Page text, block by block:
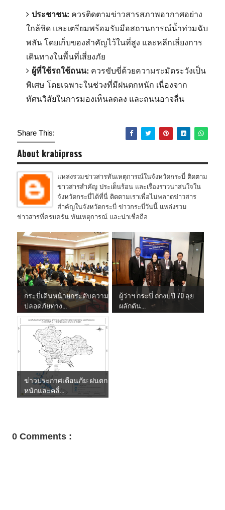
ประชาชน: ควรติดตามข่าวสารสภาพอากาศอย่าง
ใกล้ชิด และเตรียมพร้อมรับมือสถานการณ์น้ำท่วมฉับ
พลัน โดยเก็บของสำคัญไว้ในที่สูง และหลีกเลี่ยงการ
เดินทางในพื้นที่เสี่ยงภัย
ผู้ที่ใช้รถใช้ถนน: ควรขับขี่ด้วยความระมัดระวังเป็น
พิเศษ โดยเฉพาะในช่วงที่มีฝนตกหนัก เนื่องจาก
ทัศนวิสัยในการมองเห็นลดลง และถนนอาจลื่น
Share This:
About krabipress
แหล่งรวมข่าวสารทันเหตุการณ์ในจังหวัดกระบี่ ติดตาม
ข่าวสารสำคัญ ประเด็นร้อน และเรื่องราวน่าสนใจใน
จังหวัดกระบี่ได้ที่นี่ ติดตามเราเพื่อไม่พลาดข่าวสาร
สำคัญในจังหวัดกระบี่ ข่าวกระบี่วันนี้ แหล่งรวม
ข่าวสารที่ครบครัน ทันเหตุการณ์ และน่าเชื่อถือ
กระบี่เดินหน้ายกระดับความ
ปลอดภัยทาง...
ผู้ว่าฯ กระบี่ ถกงบปี 70 ลุย
ผลักดัน...
ข่าวประกาศเตือนภัย: ฝนตก
หนักและคลื่...
0 Comments :